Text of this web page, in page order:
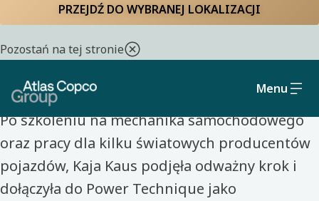
PRZEJDŹ DO WYBRANEJ LOKALIZACJI
Pozostań na tej stronie
Menu
Kaja Kaus
Po szkoleniu na mechanika samochodowego
oraz pracy dla kilku światowych producentów
pojazdów, Kaja Kaus podjęła odważny krok i
dołączyła do Power Technique jako